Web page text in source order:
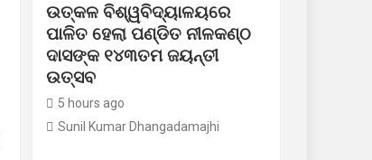
ଉତ୍କଳ ବିଶ୍ୱବିଦ୍ୟାଳୟରେ
ପାଳିତ ହେଲା ପଣ୍ଡିତ ନୀଳକଣ୍ଠ
ଦାସଙ୍କ ୧୪୩ତମ ଜୟନ୍ତୀ
ଉତ୍ସବ
5 hours ago
Sunil Kumar Dhangadamajhi